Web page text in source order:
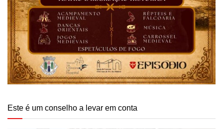
Este é um conselho a levar em conta